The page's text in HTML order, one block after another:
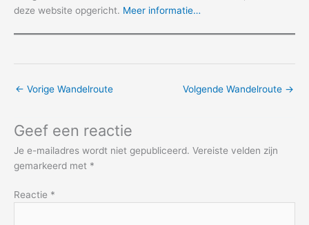
deze website opgericht. Meer informatie…
← Vorige Wandelroute Volgende Wandelroute →
Geef een reactie
Je e-mailadres wordt niet gepubliceerd. Vereiste velden zijn
gemarkeerd met *
Reactie *